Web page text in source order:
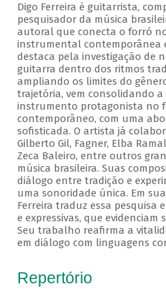
Digo Ferreira é guitarrista,
pesquisador da música
autoral que conecta o forró
instrumental contemporânea
destaca pela investigação de
guitarra dentro dos ritmos
ampliando os limites do
trajetória, vem consolidando
instrumento protagonista no
contemporâneo, com uma
sofisticada. O artista já
Gilberto Gil, Fagner, Elba
Zeca Baleiro, entre outros
música brasileira. Suas
diálogo entre tradição e
uma sonoridade única. Em
Ferreira traduz essa pesquisa
e expressivas, que
Seu trabalho reafirma a
em diálogo com linguagens
Repertório